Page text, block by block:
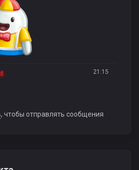
21:15
, чтобы отправлять сообщения